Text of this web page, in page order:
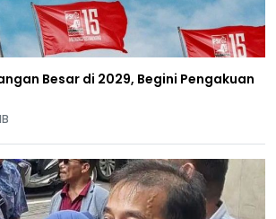
Besar di 2029, Begini Pengakuan